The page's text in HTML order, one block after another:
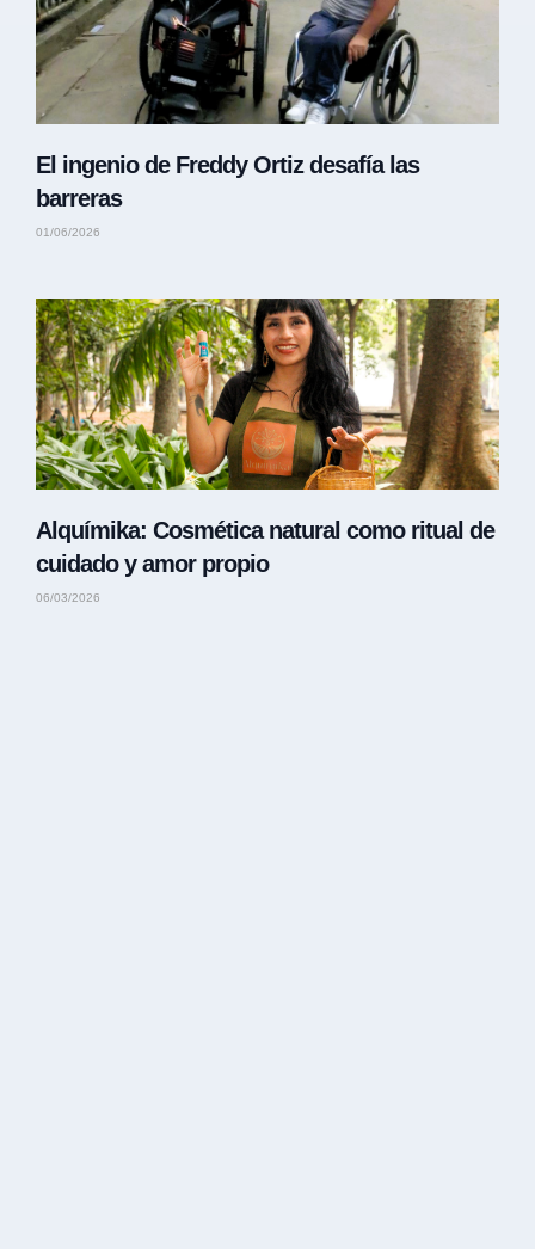
El ingenio de Freddy Ortiz desafía las
barreras
01/06/2026
Alquímika: Cosmética natural como ritual de
cuidado y amor propio
06/03/2026